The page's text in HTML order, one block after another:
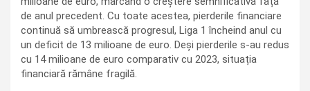
de anul precedent. Cu toate acestea, pierderile financiare
continuă să umbrească progresul, Liga 1 încheind anul cu
un deficit de 13 milioane de euro. Deși pierderile s-au redus
cu 14 milioane de euro comparativ cu 2023, situația
financiară rămâne fragilă.